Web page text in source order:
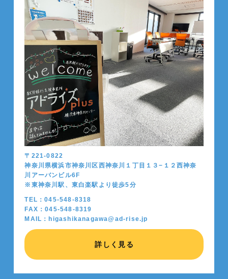
〒221-0822
神奈川県横浜市神奈川区西神奈川１丁目１３−１２西神奈
川アーバンビル6F
※東神奈川駅、東白楽駅より徒歩5分
TEL：045-548-8318
FAX：045-548-8319
MAIL：higashikanagawa@ad-rise.jp
詳しく見る